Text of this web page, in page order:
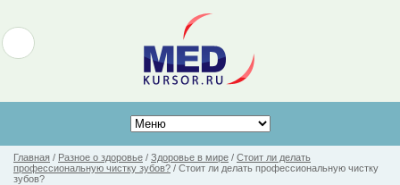
Главная / Разное о здоровье / Здоровье в мире / Стоит ли делать
профессиональную чистку зубов? / Стоит ли делать профессиональную чистку
зубов?